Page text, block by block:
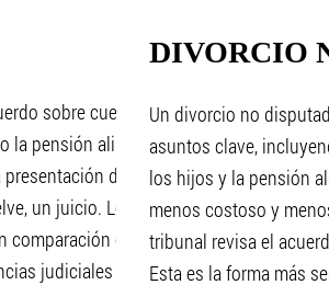
sobre cuestiones clave
la pensión alimenticia. Dado
de una petición,
un juicio. Los divorcios
comparación con los
judiciales y negociaciones
DIVORCIO
Un divorcio no
asuntos clave,
los hijos y la pensión
menos costoso y
tribunal revisa el
Esta es la forma más